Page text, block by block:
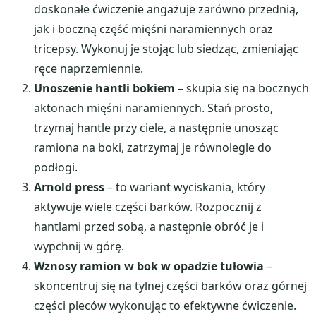
doskonałe ćwiczenie angażuje zarówno przednią,
jak i boczną część mięśni naramiennych oraz
tricepsy. Wykonuj je stojąc lub siedząc, zmieniając
ręce naprzemiennie.
Unoszenie hantli bokiem – skupia się na bocznych
aktonach mięśni naramiennych. Stań prosto,
trzymaj hantle przy ciele, a następnie unosząc
ramiona na boki, zatrzymaj je równolegle do
podłogi.
Arnold press– to wariant wyciskania, który
aktywuje wiele części barków. Rozpocznij z
hantlami przed sobą, a następnie obróć je i
wypchnij w górę.
Wznosy ramion w bok w opadzie tułowia –
skoncentruj się na tylnej części barków oraz górnej
części pleców wykonując to efektywne ćwiczenie.